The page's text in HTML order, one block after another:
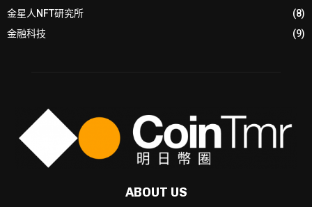
金星人NFT研究所
(8)
金融科技
(9)
ABOUT US